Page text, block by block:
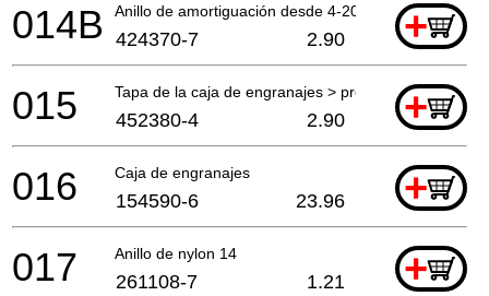
Anillo de amortiguación desde 4-2010 prod+
014B 424370-7 2.90
Tapa de la caja de engranajes > prod 4-10+
015 452380-4 2.90
Caja de engranajes +
016 154590-6 23.96
Anillo de nylon 14 +
017 261108-7 1.21